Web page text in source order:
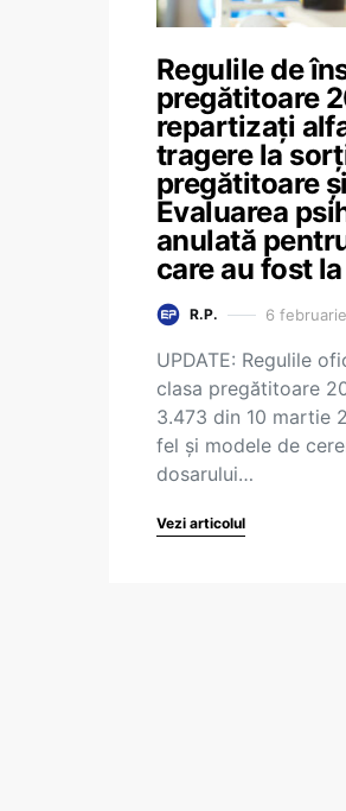
Regulile de
pregătitoare
repartizați
tragere la
pregătitoare
Evaluarea
anulată
care au fost
R.P. 6
UPDATE: Regulile
clasa pregătitoare
3.473 din 10 martie
fel și modele de
dosarului…
Vezi articolul